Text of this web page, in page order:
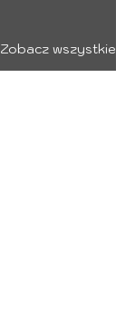
Zobacz wszystkie